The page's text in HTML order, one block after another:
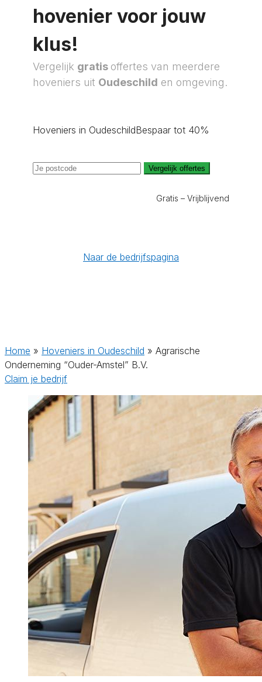
hovenier voor jouw
klus!
Vergelijk gratis offertes van meerdere
hoveniers uit Oudeschild en omgeving.
Hoveniers in OudeschildBespaar tot 40%
Vergelijk offertes
Gratis – Vrijblijvend
Naar de bedrijfspagina
Home » Hoveniers in Oudeschild » Agrarische
Onderneming “Ouder-Amstel” B.V.
Claim je bedrijf